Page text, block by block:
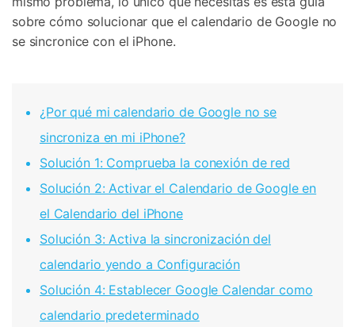
sobre cómo solucionar que el calendario de Google no
se sincronice con el iPhone.
¿Por qué mi calendario de Google no se
sincroniza en mi iPhone?
Solución 1: Comprueba la conexión de red
Solución 2: Activar el Calendario de Google en
el Calendario del iPhone
Solución 3: Activa la sincronización del
calendario yendo a Configuración
Solución 4: Establecer Google Calendar como
calendario predeterminado